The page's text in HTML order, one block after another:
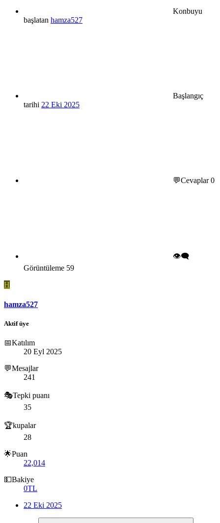
Konbuyu
başlatan hamza527
Başlangıç
tarihi 22 Eki 2025
💬Cevaplar0
👁️‍🗨️
Görüntüleme 59
H
hamza527
Aktif üye
📅Katılım
20 Eyl 2025
💬Mesajlar
241
🎭Tepki puanı
35
🏆kupalar
28
🌟Puan
22,014
💵Bakiye
0TL
22 Eki 2025